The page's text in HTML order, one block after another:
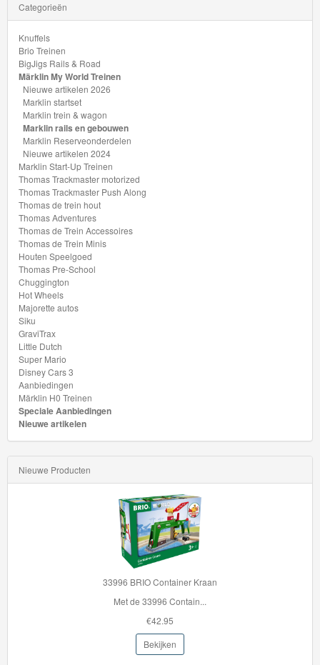
Thomas
de
Trein
Accessoires
Thomas
de
Trein
Minis
Houten
Speelgoed
Thomas
Pre-
School
Chuggington
Hot
Wheels
Majorette
Siku
Categorieën
Knuffels
Brio Treinen
BigJigs Rails & Road
Märklin My World Treinen
Nieuwe artikelen 2026
Marklin startset
Marklin trein & wagon
Marklin rails en gebouwen
Marklin Reserveonderdelen
Nieuwe artikelen 2024
Marklin Start-Up Treinen
Thomas Trackmaster motorized
Thomas Trackmaster Push Along
Thomas de trein hout
Thomas Adventures
Thomas de Trein Accessoires
Thomas de Trein Minis
Houten Speelgoed
Thomas Pre-School
Chuggington
Hot Wheels
Majorette autos
Siku
GraviTrax
Little Dutch
Super Mario
Disney Cars 3
Aanbiedingen
Märklin H0 Treinen
Speciale Aanbiedingen
Nieuwe artikelen
Nieuwe Producten
33996 BRIO Container Kraan
Met de 33996 Contain...
€42.95
Bekijken